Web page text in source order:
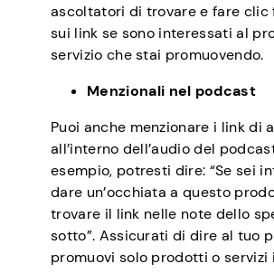
ascoltatori di trovare e fare clic
sui link se sono interessati al
servizio che stai promuovendo.
Menzionali nel podcast
Puoi anche menzionare i link di
all’interno dell’audio del
esempio, potresti dire: “Se sei
dare un’occhiata a questo
trovare il link nelle note dello
sotto”. Assicurati di dire al tuo
promuovi solo prodotti o servizi